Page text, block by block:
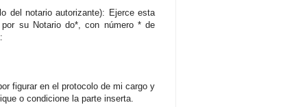
del notario autorizante): Ejerce esta
su Notario do*, con número * de
figurar en el protocolo de mi cargo y
o condicione la parte inserta.